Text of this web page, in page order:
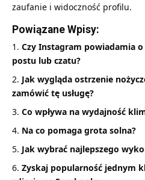
zaufanie i widoczność profilu.
Powiązane Wpisy:
Czy Instagram powiadamia
postu lub czatu?
Jak wygląda ostrzenie
zamówić tę usługę?
Co wpływa na wydajność
Na co pomaga grota solna?
Jak wybrać najlepszego
Zyskaj popularność jednym